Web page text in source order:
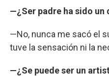
—¿Ser padre ha sido un
—No, nunca me sacó el
tuve la sensación ni la
—¿Se puede ser un